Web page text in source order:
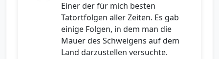
Einer der für mich besten
Tatortfolgen aller Zeiten. Es gab
einige Folgen, in dem man die
Mauer des Schweigens auf dem
Land darzustellen versuchte.